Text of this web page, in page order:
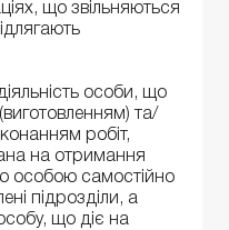
що звільняються
особи, що
та/
робіт,
на отримання
особою самостійно
підрозділи, а
що діє на